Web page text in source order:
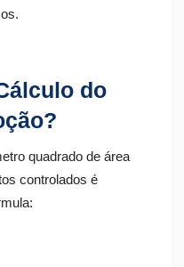
do
quadrado de área
controlados é